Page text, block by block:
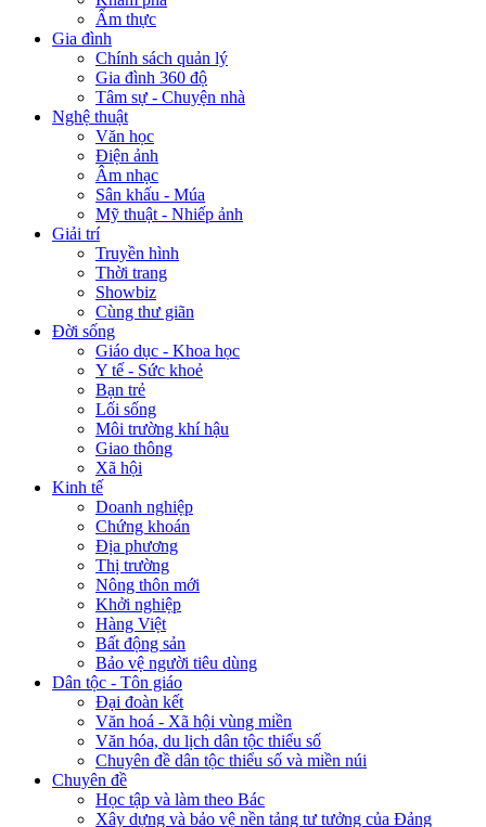
Ẩm thực
Gia đình
Chính sách quản lý
Gia đình 360 độ
Tâm sự - Chuyện nhà
Nghệ thuật
Văn học
Điện ảnh
Âm nhạc
Sân khấu - Múa
Mỹ thuật - Nhiếp ảnh
Giải trí
Truyền hình
Thời trang
Showbiz
Cùng thư giãn
Đời sống
Giáo dục - Khoa học
Y tế - Sức khoẻ
Bạn trẻ
Lối sống
Môi trường khí hậu
Giao thông
Xã hội
Kinh tế
Doanh nghiệp
Chứng khoán
Địa phương
Thị trường
Nông thôn mới
Khởi nghiệp
Hàng Việt
Bất động sản
Bảo vệ người tiêu dùng
Dân tộc - Tôn giáo
Đại đoàn kết
Văn hoá - Xã hội vùng miền
Văn hóa, du lịch dân tộc thiểu số
Chuyên đề dân tộc thiểu số và miền núi
Chuyên đề
Học tập và làm theo Bác
Xây dựng và bảo vệ nền tảng tư tưởng của Đảng